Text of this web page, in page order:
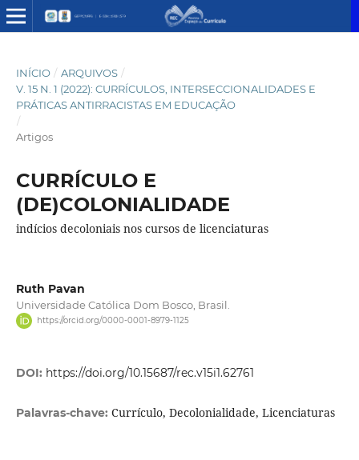
INÍCIO / ARQUIVOS /
V. 15 N. 1 (2022): CURRÍCULOS, INTERSECCIONALIDADES E
PRÁTICAS ANTIRRACISTAS EM EDUCAÇÃO
/
Artigos
CURRÍCULO E
(DE)COLONIALIDADE
indícios decoloniais nos cursos de licenciaturas
Ruth Pavan
Universidade Católica Dom Bosco, Brasil.
https://orcid.org/0000-0001-8979-1125
DOI: https://doi.org/10.15687/rec.v15i1.62761
Palavras-chave: Currículo, Decolonialidade, Licenciaturas